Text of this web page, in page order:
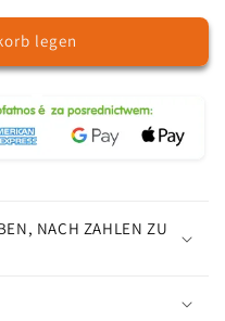
legen
NACH ZAHLEN ZU